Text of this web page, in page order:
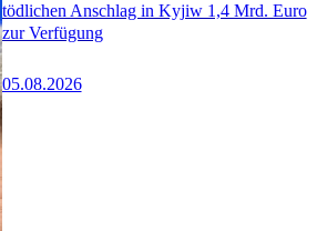
tödlichen Anschlag in Kyjiw 1,4 Mrd. Euro
zur Verfügung
05.08.2026